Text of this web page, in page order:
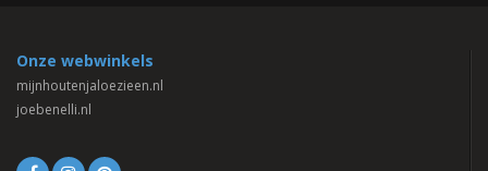
Onze webwinkels
mijnhoutenjaloezieen.nl
joebenelli.nl